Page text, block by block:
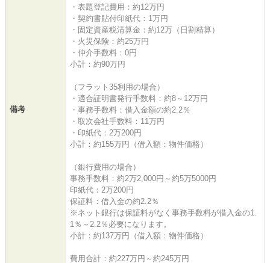
備考
・表題登記費用：約12万円
・契約書貼付印紙代：1万円
・固定資産税清算金：約12万（日割精算）
・火災保険：約25万円
・仲介手数料：0円
小計：約90万円
（フラット35利用の場合）
・適合証明書発行手数料：約8～12万円
・事務手数料：借入金額の約2.2％
・取次会社手数料：11万円
・印紙代：2万200円
小計：約155万円（借入額：物件価格）
（銀行費用の場合）
事務手数料：約2万2,000円～約5万5000円
印紙代：2万200円
保証料：借入金の約2.2％
※ネット銀行は保証料がなく事務手数料が借入金の1.
1％～2.2％必要になります。
小計：約137万円（借入額：物件価格）
費用合計：約227万円～約245万円